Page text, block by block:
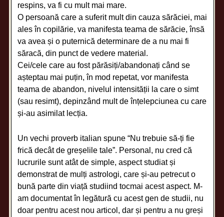
respins, va fi cu mult mai mare.
O persoană care a suferit mult din cauza sărăciei, mai
ales în copilărie, va manifesta teama de sărăcie, însă
va avea și o puternică determinare de a nu mai fi
săracă, din punct de vedere material.
Cei/cele care au fost părăsiți/abandonați când se
așteptau mai puțin, în mod repetat, vor manifesta
teama de abandon, nivelul intensității la care o simt
(sau resimt), depinzând mult de înțelepciunea cu care
și-au asimilat lecția.
Un vechi proverb italian spune “Nu trebuie să-ți fie
frică decât de greșelile tale”. Personal, nu cred că
lucrurile sunt atât de simple, aspect studiat și
demonstrat de mulți astrologi, care și-au petrecut o
bună parte din viață studiind tocmai acest aspect. M-
am documentat în legătură cu acest gen de studii, nu
doar pentru acest nou articol, dar și pentru a nu greși